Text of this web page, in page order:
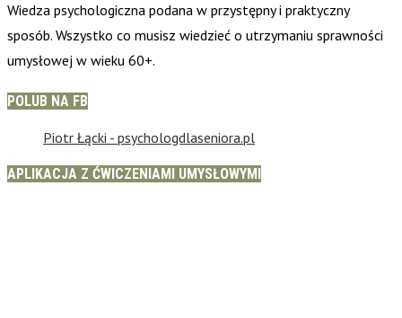
Wiedza psychologiczna podana w przystępny i praktyczny
sposób. Wszystko co musisz wiedzieć o utrzymaniu sprawności
umysłowej w wieku 60+.
POLUB NA FB
Piotr Łącki - psychologdlaseniora.pl
APLIKACJA Z ĆWICZENIAMI UMYSŁOWYMI